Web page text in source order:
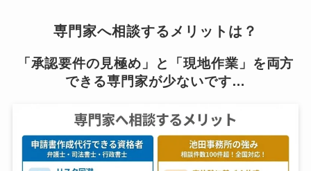
専門家へ相談するメリットは？
「承認要件の見極め」と「現地作業」を両方
できる専門家が少ないです…